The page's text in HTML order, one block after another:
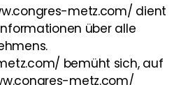
metz.com/ dient
über alle
bemüht sich, auf
metz.com/